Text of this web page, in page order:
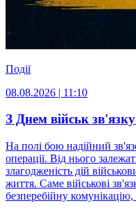
Події
08.08.2026 | 11:10
З Днем військ
На полі бою надійний
операції. Від нього
злагодженість дій
життя. Саме військові
безперебійну комунікацію,